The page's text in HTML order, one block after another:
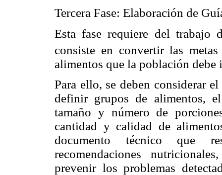
Tercera Fase: Elaboración de
Esta fase requiere del trabajo
consiste en convertir las
alimentos que la población
Para ello, se deben considerar
definir grupos de alimentos,
tamaño y número de
cantidad y calidad de
documento técnico que
recomendaciones
prevenir los problemas